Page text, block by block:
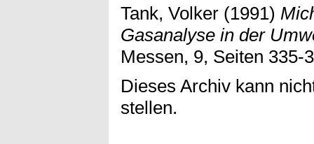
Tank, Volker (1991)
Gasanalyse in der
Messen, 9, Seiten 335-
Dieses Archiv kann
stellen.